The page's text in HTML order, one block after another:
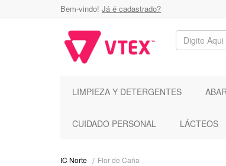
Bem-vindo! Já é cadastrado?
LIMPIEZA Y DETERGENTES
CUIDADO PERSONAL LÁCTEOS
IC Norte Flor de Caña